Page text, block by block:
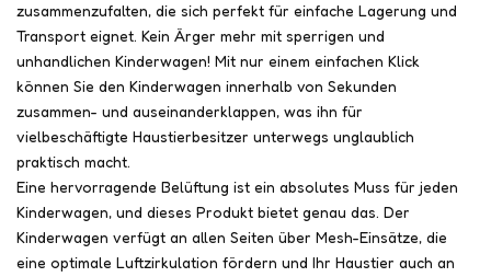
zusammenzufalten, die sich perfekt für einfache Lagerung und
Transport eignet. Kein Ärger mehr mit sperrigen und
unhandlichen Kinderwagen! Mit nur einem einfachen Klick
können Sie den Kinderwagen innerhalb von Sekunden
zusammen- und auseinanderklappen, was ihn für
vielbeschäftigte Haustierbesitzer unterwegs unglaublich
praktisch macht.
Eine hervorragende Belüftung ist ein absolutes Muss für jeden
Kinderwagen, und dieses Produkt bietet genau das. Der
Kinderwagen verfügt an allen Seiten über Mesh-Einsätze, die
eine optimale Luftzirkulation fördern und Ihr Haustier auch an